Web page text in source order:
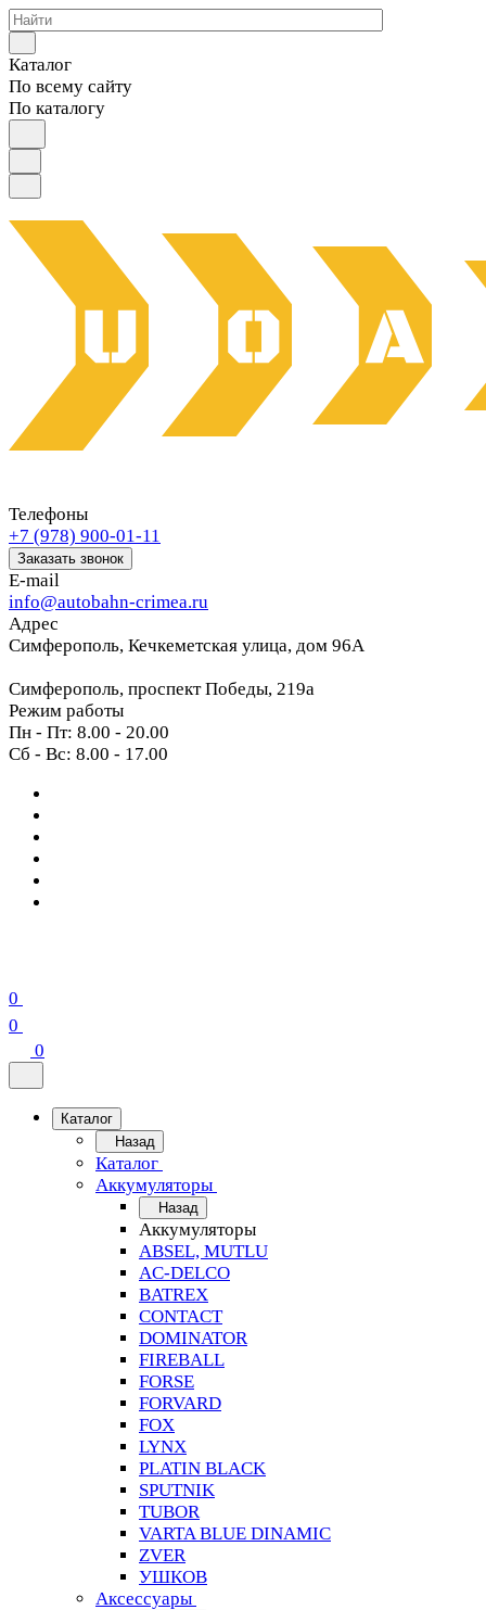
Каталог
По всему сайту
По каталогу
Телефоны
+7 (978) 900-01-11
Заказать звонок
E-mail
info@autobahn-crimea.ru
Адрес
Симферополь, Кечкеметская улица, дом 96А
Симферополь, проспект Победы, 219а
Режим работы
Пн - Пт: 8.00 - 20.00
Сб - Вс: 8.00 - 17.00
0
0
0
Каталог
Назад
Каталог
Аккумуляторы
Назад
Аккумуляторы
ABSEL, MUTLU
AC-DELCO
BATREX
CONTACT
DOMINATOR
FIREBALL
FORSE
FORVARD
FOX
LYNX
PLATIN BLACK
SPUTNIK
TUBOR
VARTA BLUE DINAMIC
ZVER
УШКОВ
Аксессуары